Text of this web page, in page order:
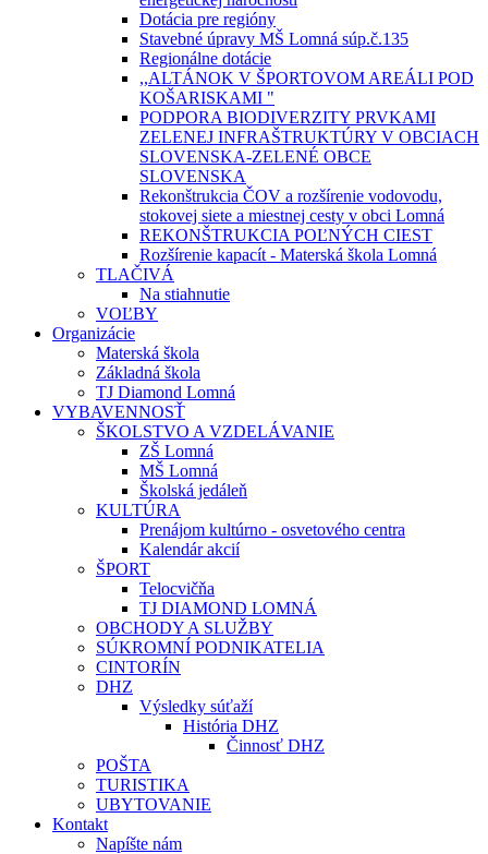
Dotácia pre regióny
Stavebné úpravy MŠ Lomná súp.č.135
Regionálne dotácie
,,ALTÁNOK V ŠPORTOVOM AREÁLI POD
KOŠARISKAMI "
PODPORA BIODIVERZITY PRVKAMI
ZELENEJ INFRAŠTRUKTÚRY V OBCIACH
SLOVENSKA-ZELENÉ OBCE
SLOVENSKA
Rekonštrukcia ČOV a rozšírenie vodovodu,
stokovej siete a miestnej cesty v obci Lomná
REKONŠTRUKCIA POĽNÝCH CIEST
Rozšírenie kapacít - Materská škola Lomná
TLAČIVÁ
Na stiahnutie
VOĽBY
Organizácie
Materská škola
Základná škola
TJ Diamond Lomná
VYBAVENNOSŤ
ŠKOLSTVO A VZDELÁVANIE
ZŠ Lomná
MŠ Lomná
Školská jedáleň
KULTÚRA
Prenájom kultúrno - osvetového centra
Kalendár akcií
ŠPORT
Telocvičňa
TJ DIAMOND LOMNÁ
OBCHODY A SLUŽBY
SÚKROMNÍ PODNIKATELIA
CINTORÍN
DHZ
Výsledky súťaží
História DHZ
Činnosť DHZ
POŠTA
TURISTIKA
UBYTOVANIE
Kontakt
Napíšte nám